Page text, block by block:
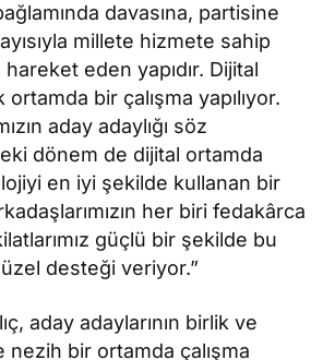
davasına, partisine
millete hizmete sahip
hareket eden yapıdır. Dijital
bir çalışma yapılıyor.
aday adaylığı söz
dönem de dijital ortamda
en iyi şekilde kullanan bir
her biri fedakârca
güçlü bir şekilde bu
desteği veriyor.”
aday adaylarının birlik ve
bir ortamda çalışma